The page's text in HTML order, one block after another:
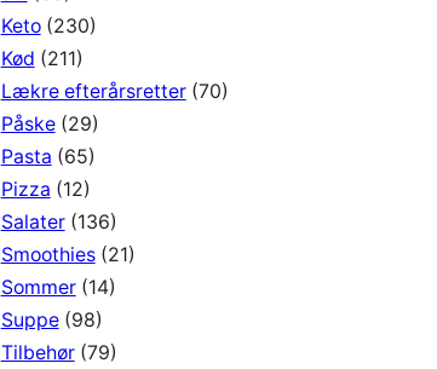
Keto(230)
Kød (211)
Lækre efterårsretter(70)
Påske(29)
Pasta (65)
Pizza (12)
Salater(136)
Smoothies(21)
Sommer(14)
Suppe(98)
Tilbehør(79)